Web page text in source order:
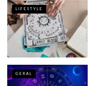
LIFESTYLE
GERAL